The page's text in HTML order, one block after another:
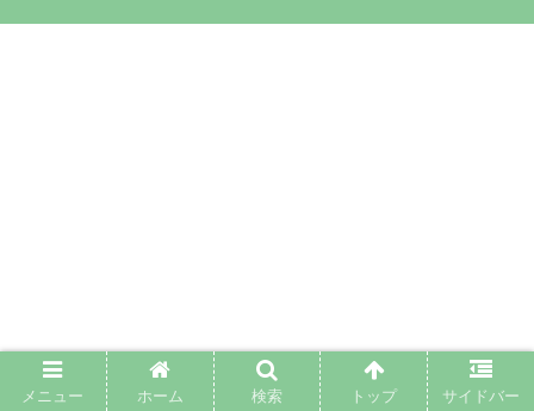
メニュー ホーム 検索 トップ サイドバー